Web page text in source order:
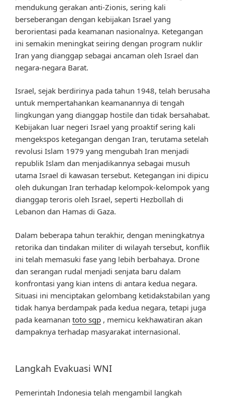
mendukung gerakan anti-Zionis, sering kali
berseberangan dengan kebijakan Israel yang
berorientasi pada keamanan nasionalnya. Ketegangan
ini semakin meningkat seiring dengan program nuklir
Iran yang dianggap sebagai ancaman oleh Israel dan
negara-negara Barat.
Israel, sejak berdirinya pada tahun 1948, telah berusaha
untuk mempertahankan keamanannya di tengah
lingkungan yang dianggap hostile dan tidak bersahabat.
Kebijakan luar negeri Israel yang proaktif sering kali
mengekspos ketegangan dengan Iran, terutama setelah
revolusi Islam 1979 yang mengubah Iran menjadi
republik Islam dan menjadikannya sebagai musuh
utama Israel di kawasan tersebut. Ketegangan ini dipicu
oleh dukungan Iran terhadap kelompok-kelompok yang
dianggap teroris oleh Israel, seperti Hezbollah di
Lebanon dan Hamas di Gaza.
Dalam beberapa tahun terakhir, dengan meningkatnya
retorika dan tindakan militer di wilayah tersebut, konflik
ini telah memasuki fase yang lebih berbahaya. Drone
dan serangan rudal menjadi senjata baru dalam
konfrontasi yang kian intens di antara kedua negara.
Situasi ini menciptakan gelombang ketidakstabilan yang
tidak hanya berdampak pada kedua negara, tetapi juga
pada keamanan toto sgp , memicu kekhawatiran akan
dampaknya terhadap masyarakat internasional.
Langkah Evakuasi WNI
Pemerintah Indonesia telah mengambil langkah